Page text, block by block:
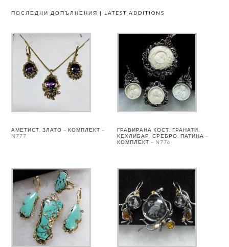
ПОСЛЕДНИ ДОПЪЛНЕНИЯ | LATEST ADDITIONS
АМЕТИСТ, ЗЛАТО – КОМПЛЕКТ –
N777
ГРАВИРАНА КОСТ, ГРАНАТИ,
КЕХЛИБАР, СРЕБРО, ПАТИНА –
КОМПЛЕКТ – N776